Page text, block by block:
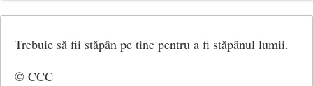
Trebuie să fii stăpân pe tine pentru a fi stăpânul lumii.
© CCC